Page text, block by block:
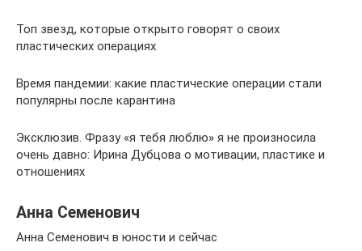
Топ звезд, которые открыто говорят о своих
пластических операциях
Время пандемии: какие пластические операции стали
популярны после карантина
Эксклюзив. Фразу «я тебя люблю» я не произносила
очень давно: Ирина Дубцова о мотивации, пластике и
отношениях
Анна Семенович
Анна Семенович в юности и сейчас